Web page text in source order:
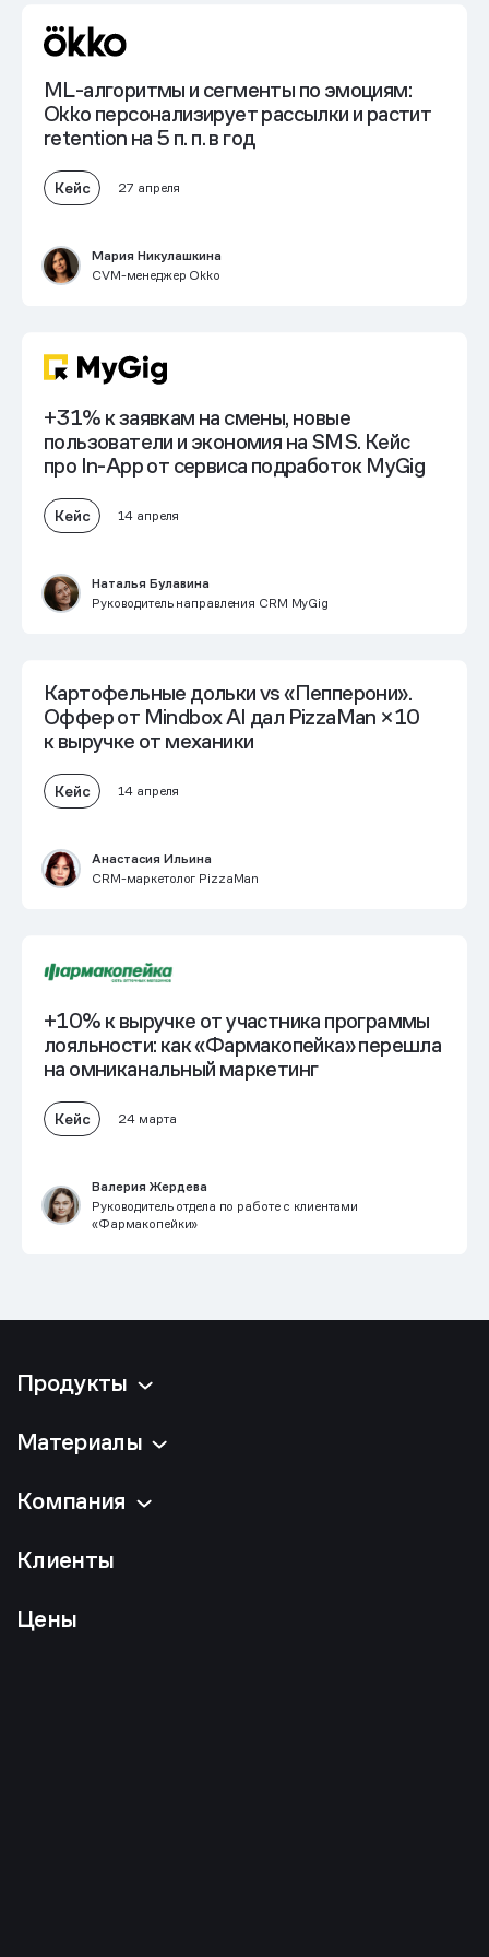
ML-алгоритмы и сегменты по эмоциям:
Okko персонализирует рассылки и растит
retention на 5 п. п. в год
Кейс 27 апреля
Мария Никулашкина
CVM-менеджер Okko
+31% к заявкам на смены, новые
пользователи и экономия на SMS. Кейс
про In-App от сервиса подработок MyGig
Кейс 14 апреля
Наталья Булавина
Руководитель направления CRM MyGig
Картофельные дольки vs «Пепперони».
Оффер от Mindbox AI дал PizzaMan ×10
к выручке от механики
Кейс 14 апреля
Анастасия Ильина
CRM-маркетолог PizzaMan
+10% к выручке от участника программы
лояльности: как «Фармакопейка» перешла
на омниканальный маркетинг
Кейс 24 марта
Валерия Жердева
Руководитель отдела по работе с клиентами
«Фармакопейки»
Продукты
Материалы
Компания
Клиенты
Цены